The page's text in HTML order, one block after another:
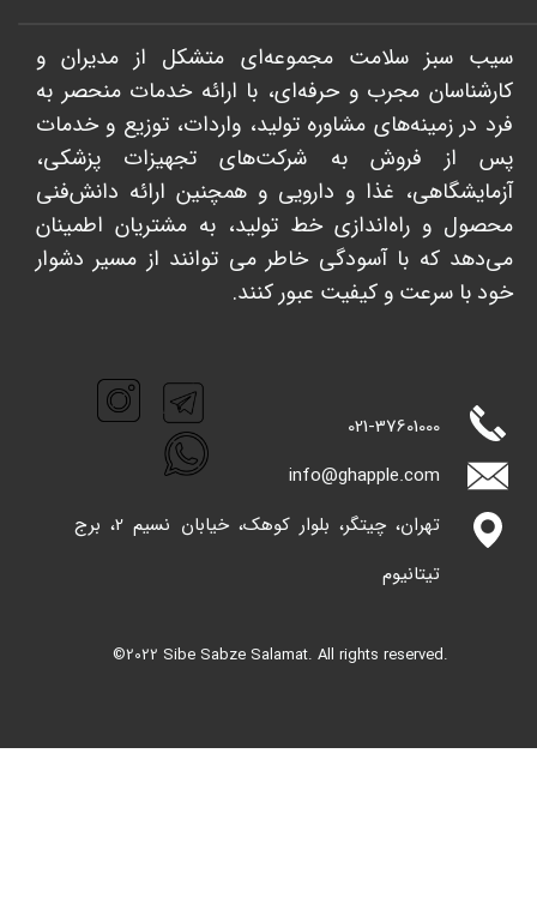
©2022 Sibe Sabze Salamat. All rights reserved.
سیب سبز سلامت مجموعه‌ای متشکل از مدیران و
کارشناسان مجرب و حرفه‌ای، با ارائه خدمات منحصر به
فرد در زمینه‌های مشاوره تولید، واردات، توزیع و خدمات
پس از فروش به شرکت‌های تجهیزات پزشکی،
آزمایشگاهی، غذا و دارویی و همچنین ارائه دانش‌فنی
محصول و راه‌اندازی خط تولید، به مشتریان اطمینان
می‌دهد که با آسودگی خاطر می توانند از مسیر دشوار
خود با سرعت و کیفیت عبور کنند. ​​​​​​​
021-37601000
info@ghappl​​​​​​​e.com
تهران، چیتگر، بلوار کوهک، خیابان نسیم 2، برج
تیتانیوم